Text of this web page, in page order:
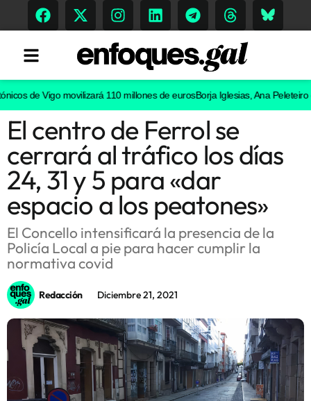
Tendencias
Memoria Histórica
Gastronomía
Escenarios
Sostenibilidad
Innova
de Vigo movilizará 110 millones de eurosBorja Iglesias, Ana Peleteiro o
El centro de Ferrol se
cerrará al tráfico los días
24, 31 y 5 para «dar
espacio a los peatones»
El Concello intensificará la presencia de la
Policía Local a pie para hacer cumplir la
normativa covid
Redacción Diciembre 21, 2021